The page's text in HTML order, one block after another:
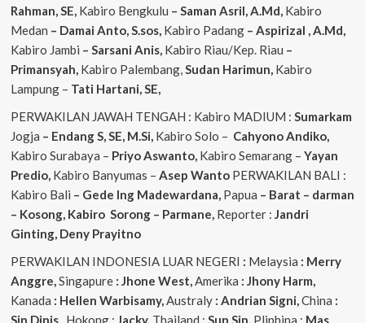
Rahman, SE, Kabiro Bengkulu – Saman Asril, A.Md, Kabiro
Medan – Damai Anto, S.sos, Kabiro Padang– Aspirizal , A.Md,
Kabiro Jambi – Sarsani Anis, Kabiro Riau/Kep. Riau –
Primansyah, Kabiro Palembang,Sudan Harimun, Kabiro
Lampung – Tati Hartani, SE,
PERWAKILAN JAWAH TENGAH : Kabiro MADIUM : Sumarkam
Jogja – Endang S, SE, M.Si, Kabiro Solo – CahyonoAndiko,
Kabiro Surabaya – PriyoAswanto, Kabiro Semarang – Yayan
Predio, Kabiro Banyumas – Asep WantoPERWAKILAN BALI :
Kabiro Bali – Gede Ing Madewardana, Papua – Barat – darman
– Kosong, Kabiro Sorong – Parmane, Reporter : Jandri
Ginting, Deny Prayitno
PERWAKILAN INDONESIA LUAR NEGERI : Melaysia : Merry
Anggre,Singapure: Jhone West,Amerika : Jhony Harm,
Kanada : Hellen Warbisamy,Australy : Andrian Signi,China :
Sin Dinis. Hokong : Jacky, Thailand : Sun Sin, Pliphina : Mas